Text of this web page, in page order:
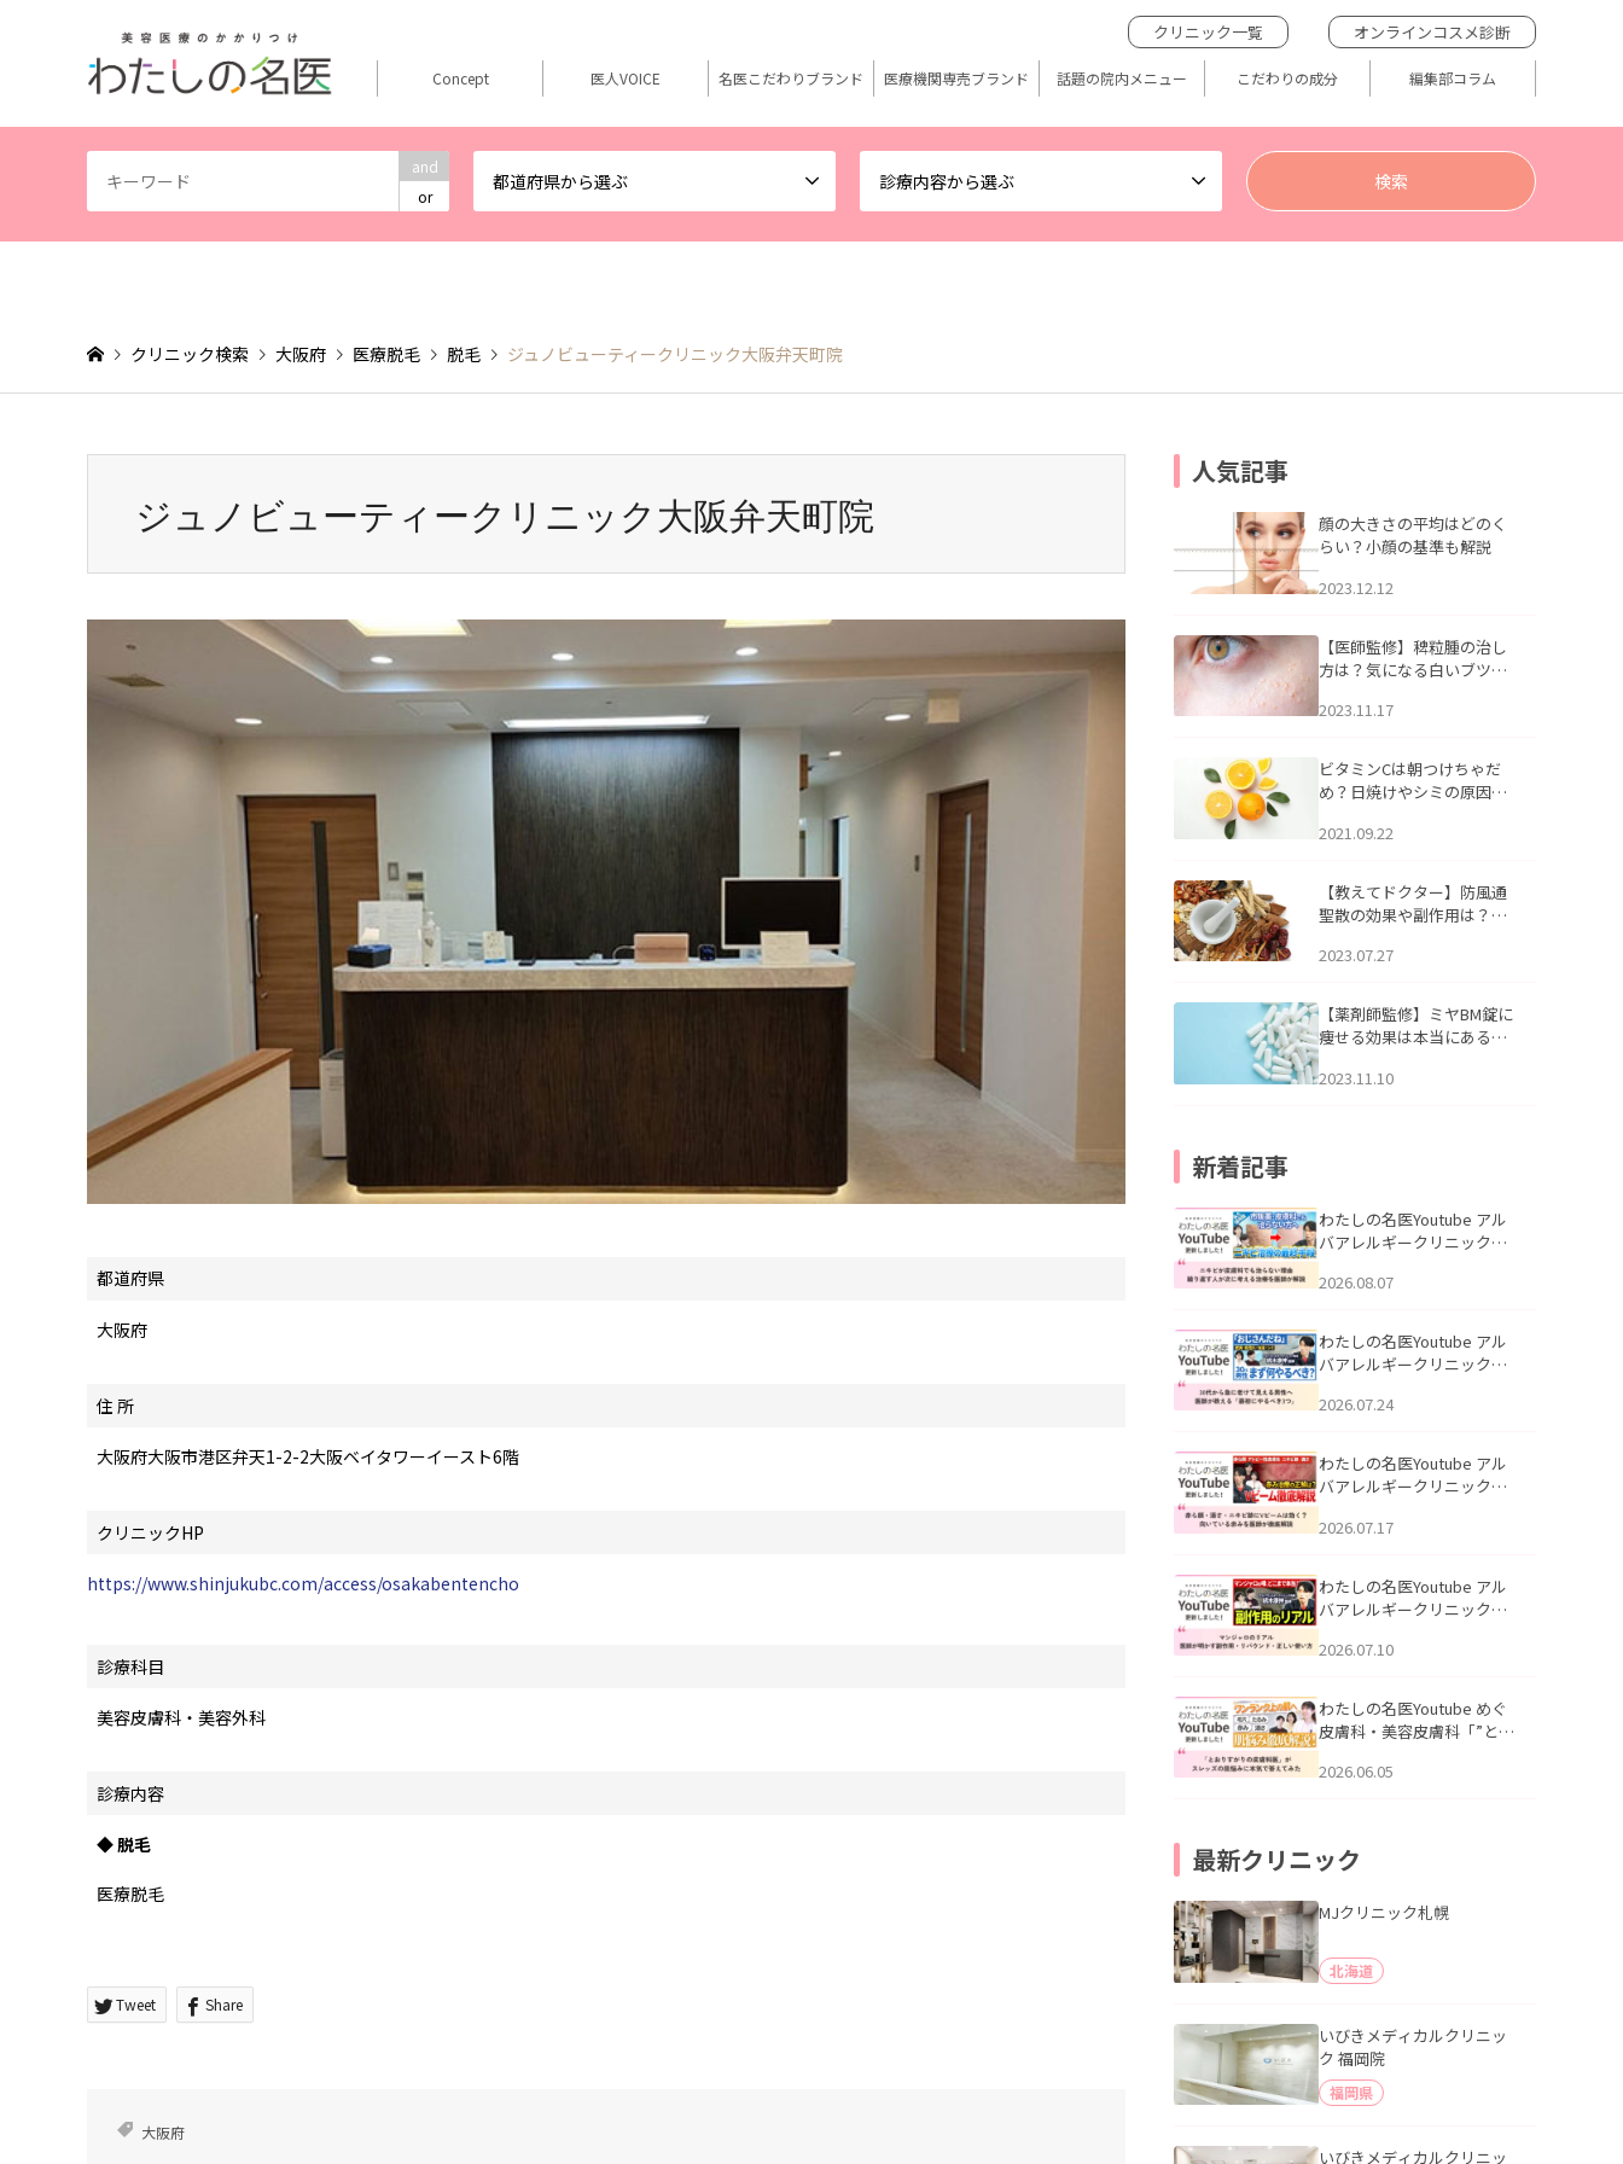
and
or
都道府県から選ぶ 診療内容から選ぶ
クリニック一覧 オンラインコスメ診断
Concept 医人VOICE 名医こだわりブランド 医療機関専売ブランド 話題の院内メニュー こだわりの成分 編集部コラム
クリニック検索 大阪府 医療脱毛 脱毛 ジュノビューティークリニック大阪弁天町院
ジュノビューティークリニック大阪弁天町院
都道府県
大阪府
住 所
大阪府大阪市港区弁天1-2-2大阪ベイタワーイースト6階
クリニックHP
https://www.shinjukubc.com/access/osakabentencho
診療科目
美容皮膚科・美容外科
診療内容
◆ 脱毛
医療脱毛
Tweet Share
大阪府
人気記事
顔の大きさの平均はどのく
らい？小顔の基準も解説
2023.12.12
【医師監修】稗粒腫の治し
方は？気になる白いブツブ
アについて
2023.11.17
ビタミンCは朝つけちゃだ
め？日焼けやシミの原因に
2021.09.22
【教えてドクター】防風通
聖散の効果や副作用は？長
2023.07.27
【薬剤師監修】ミヤBM錠に
痩せる効果は本当にある
2023.11.10
新着記事
わたしの名医Youtube アル
バアレルギークリニック札
らない理由｜繰り返す人が
説」を公開いたしました。
2026.08.07
わたしの名医Youtube アル
バアレルギークリニック札
える男性へ｜医師が教える
公開いたしました。
2026.07.24
わたしの名医Youtube アル
バアレルギークリニック札
跡にVビームは効く？向いて
説」を公開いたしました。
2026.07.17
わたしの名医Youtube アル
バアレルギークリニック札
医師が明かす副作用・リバ
公開いたしました。
2026.07.10
わたしの名医Youtube めぐ
皮膚科・美容皮膚科「”とお
ッズの肌悩みに本気で答え
2026.06.05
最新クリニック
MJクリニック札幌
北海道
いびきメディカルクリニッ
ク 福岡院
福岡県
いびきメディカルクリニッ